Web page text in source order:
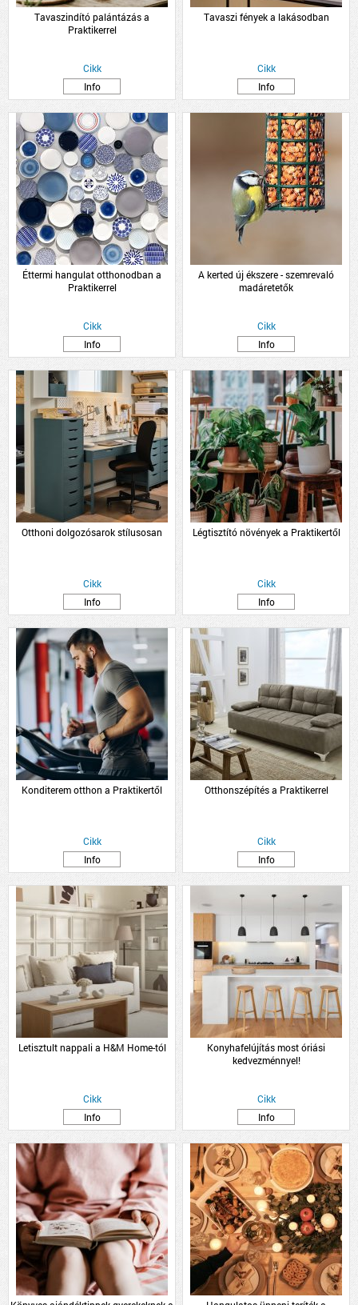
Tavaszindító palántázás a
Praktikerrel
Cikk
Info
Tavaszi fények a lakásodban
Cikk
Info
Éttermi hangulat otthonodban a
Praktikerrel
Cikk
Info
A kerted új ékszere - szemrevaló
madáretetők
Cikk
Info
Otthoni dolgozósarok stílusosan
Cikk
Info
Légtisztító növények a Praktikertől
Cikk
Info
Konditerem otthon a Praktikertől
Cikk
Info
Otthonszépítés a Praktikerrel
Cikk
Info
Letisztult nappali a H&M Home-tól
Cikk
Info
Konyhafelújítás most óriási
kedvezménnyel!
Cikk
Info